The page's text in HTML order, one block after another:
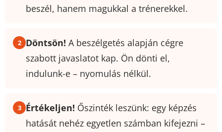
beszél, hanem magukkal a trénerekkel.
Döntsön! A beszélgetés alapján cégre
szabott javaslatot kap. Ön dönti el,
indulunk-e – nyomulás nélkül.
Értékeljen! Őszinték leszünk: egy képzés
hatását nehéz egyetlen számban kifejezni –